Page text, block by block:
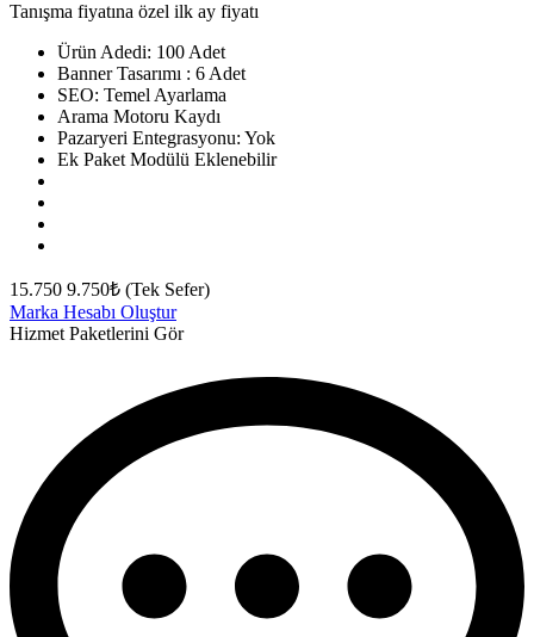
Tanışma fiyatına özel ilk ay fiyatı
Ürün Adedi: 100 Adet
Banner Tasarımı : 6 Adet
SEO: Temel Ayarlama
Arama Motoru Kaydı
Pazaryeri Entegrasyonu: Yok
Ek Paket Modülü Eklenebilir
15.750 9.750₺ (Tek Sefer)
Marka Hesabı Oluştur
Hizmet Paketlerini Gör